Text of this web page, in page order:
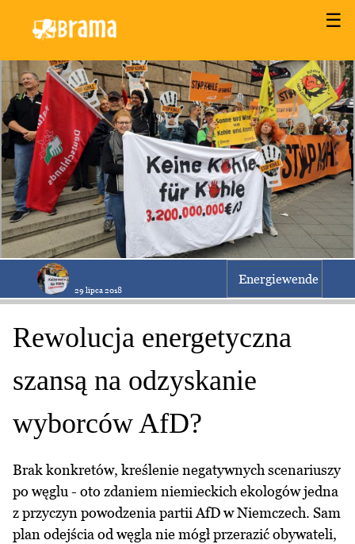
☰
29 lipca 2018
Energiewende
Rewolucja energetyczna
szansą na odzyskanie
wyborców AfD?
Brak konkretów, kreślenie negatywnych scenariuszy
po węglu - oto zdaniem niemieckich ekologów jedna
z przyczyn powodzenia partii AfD w Niemczech. Sam
plan odejścia od węgla nie mógł przerazić obywateli,